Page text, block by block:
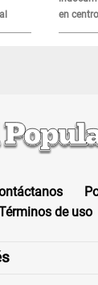
es?
Terror
de uso